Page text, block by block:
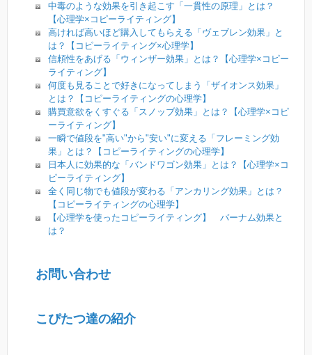
中毒のような効果を引き起こす「一貫性の原理」とは？
【心理学×コピーライティング】
高ければ高いほど購入してもらえる「ヴェブレン効果」と
は？【コピーライティング×心理学】
信頼性をあげる「ウィンザー効果」とは？【心理学×コピー
ライティング】
何度も見ることで好きになってしまう「ザイオンス効果」
とは？【コピーライティングの心理学】
購買意欲をくすぐる「スノッブ効果」とは？【心理学×コピ
ーライティング】
一瞬で値段を"高い"から"安い"に変える「フレーミング効
果」とは？【コピーライティングの心理学】
日本人に効果的な「バンドワゴン効果」とは？【心理学×コ
ピーライティング】
全く同じ物でも値段が変わる「アンカリング効果」とは？
【コピーライティングの心理学】
【心理学を使ったコピーライティング】 バーナム効果と
は？
お問い合わせ
こぴたつ達の紹介